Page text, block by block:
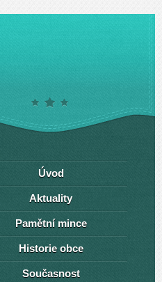
Úvod
Aktuality
Pamětní mince
Historie obce
Současnost